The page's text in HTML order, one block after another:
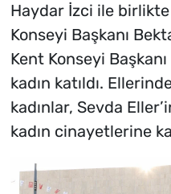
Haydar İzci ile
Konseyi Başkanı
Kent Konseyi
kadın katıldı.
kadınlar, Sevda
kadın cinayetlerine